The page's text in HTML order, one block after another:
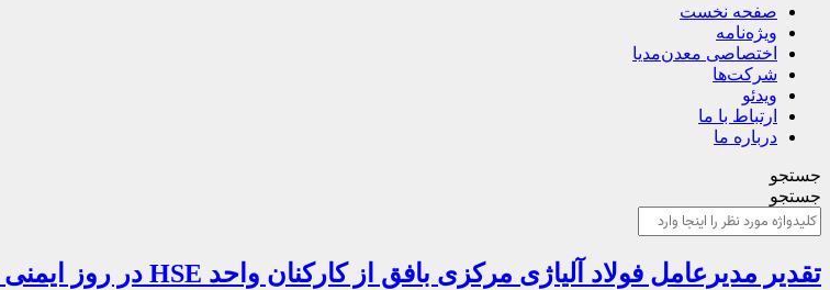
صفحه نخست
ویژه‌نامه
اختصاصی معدن‌مدیا
شرکت‌ها
ویدئو
ارتباط با ما
درباره ما
جستجو
جستجو
تقدیر مدیرعامل فولاد آلیاژی مرکزی بافق از کارکنان واحد HSE در روز ایمنی و آتش‌نشانی